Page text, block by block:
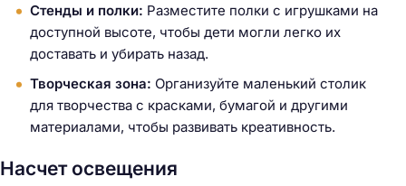
Стенды и полки: Разместите полки с игрушками на
доступной высоте, чтобы дети могли легко их
доставать и убирать назад.
Творческая зона: Организуйте маленький столик
для творчества с красками, бумагой и другими
материалами, чтобы развивать креативность.
Насчет освещения